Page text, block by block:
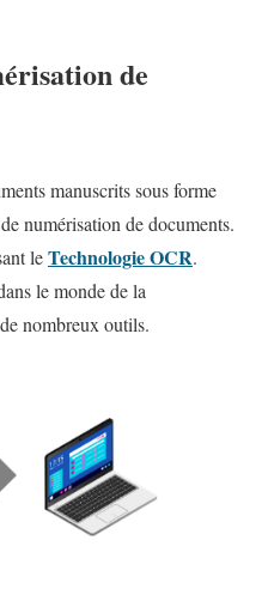
de
manuscrits sous forme
numérisation de documents.
leTechnologie OCR.
le monde de la
nombreux outils.